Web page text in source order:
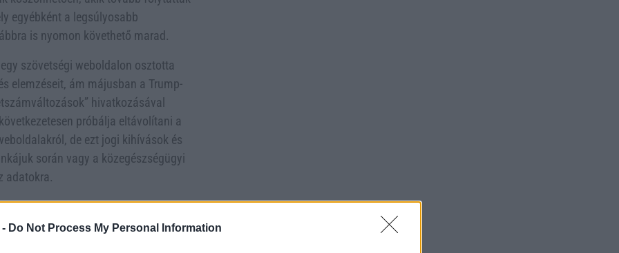
Do Not Process My Personal Information
egyébként a legsúlyosabb
is nyomon követhető marad.
szövetségi weboldalon osztotta
elemzéseit, ám májusban a Trump-
hivatkozásával
próbálja eltávolítani a
de ezt jogi kihívások és
során vagy a közegészségügyi
adatokra.
weboldalán indította el az
és klímával összefüggő
1980 óta gyűjti az adatokat,